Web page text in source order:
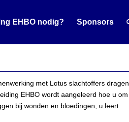
EHBO nodig? Sponsors
met Lotus slachtoffers dragen
EHBO wordt aangeleerd hoe u om
bij wonden en bloedingen, u leert